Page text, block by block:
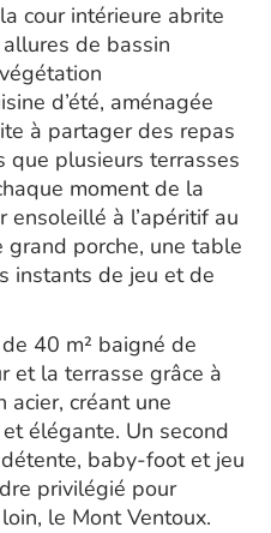
cour intérieure abrite
de bassin
d’été, aménagée
à partager des repas
que plusieurs terrasses
moment de la
ensoleillé à l’apéritif au
grand porche, une table
instants de jeu et de
40 m² baigné de
et la terrasse grâce à
acier, créant une
élégante. Un second
baby-foot et jeu
privilégié pour
le Mont Ventoux.